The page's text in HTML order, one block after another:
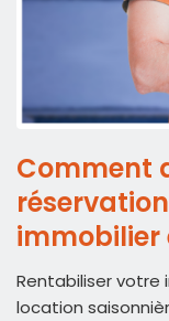
Comment
immobilier
Rentabiliser
location